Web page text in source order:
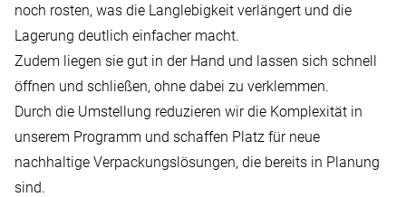
noch rosten, was die Langlebigkeit verlängert und die
Lagerung deutlich einfacher macht.
Zudem liegen sie gut in der Hand und lassen sich schnell
öffnen und schließen, ohne dabei zu verklemmen.
Durch die Umstellung reduzieren wir die Komplexität in
unserem Programm und schaffen Platz für neue
nachhaltige Verpackungslösungen, die bereits in Planung
sind.